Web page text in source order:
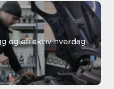
og effektiv hverdag